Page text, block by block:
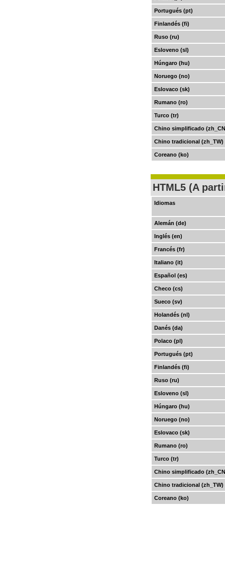
Portugués (pt)
Finlandés (fi)
Ruso (ru)
Esloveno (sl)
Húngaro (hu)
Noruego (no)
Eslovaco (sk)
Rumano (ro)
Turco (tr)
Chino simplificado
Chino tradicional (zh_TW)
Coreano (ko)
HTML5 (A
Idiomas
Alemán (de)
Inglés (en)
Francés (fr)
Italiano (it)
Español (es)
Checo (cs)
Sueco (sv)
Holandés (nl)
Danés (da)
Polaco (pl)
Portugués (pt)
Finlandés (fi)
Ruso (ru)
Esloveno (sl)
Húngaro (hu)
Noruego (no)
Eslovaco (sk)
Rumano (ro)
Turco (tr)
Chino simplificado
Chino tradicional (zh_TW)
Coreano (ko)